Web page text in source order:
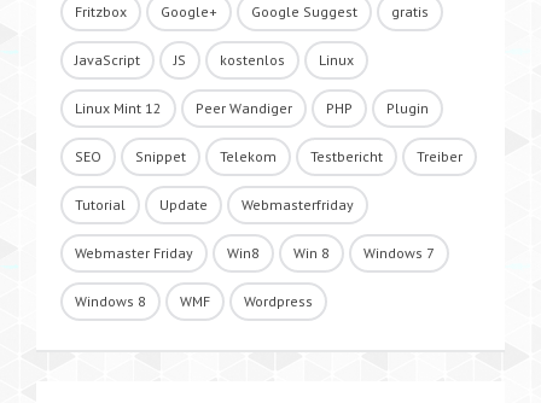
Fritzbox Google+ Google Suggest gratis
JavaScript JS kostenlos Linux
Linux Mint 12 Peer Wandiger PHP Plugin
SEO Snippet Telekom Testbericht Treiber
Tutorial Update Webmasterfriday
Webmaster Friday Win8 Win 8 Windows 7
Windows 8 WMF Wordpress